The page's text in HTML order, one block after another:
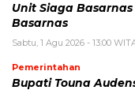
Unit Siaga
Basarnas
Sabtu, 1 Agu 2026 - 13:00
Pemerintahan
Bupati Touna